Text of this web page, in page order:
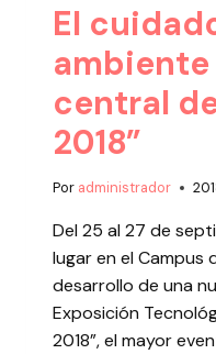
El
ambiente
central
2018”
Por administrador
Del 25 al 27 de
lugar en el Campus
desarrollo de una
Exposición
2018”, el mayor